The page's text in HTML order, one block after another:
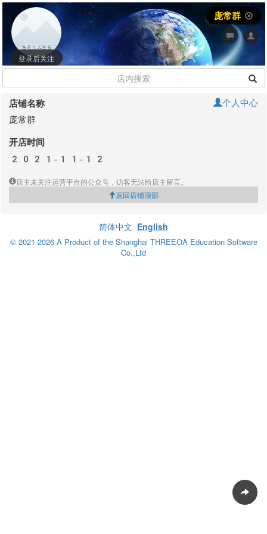
登录后关注
庞常群
店铺名称 个人中心
庞常群
开店时间
2021-11-12
店主未关注运营平台的公众号，访客无法给店主留言。
返回店铺顶部
简体中文 English
© 2021-2026 A Product of the Shanghai THREEOA Education Software
Co.,Ltd